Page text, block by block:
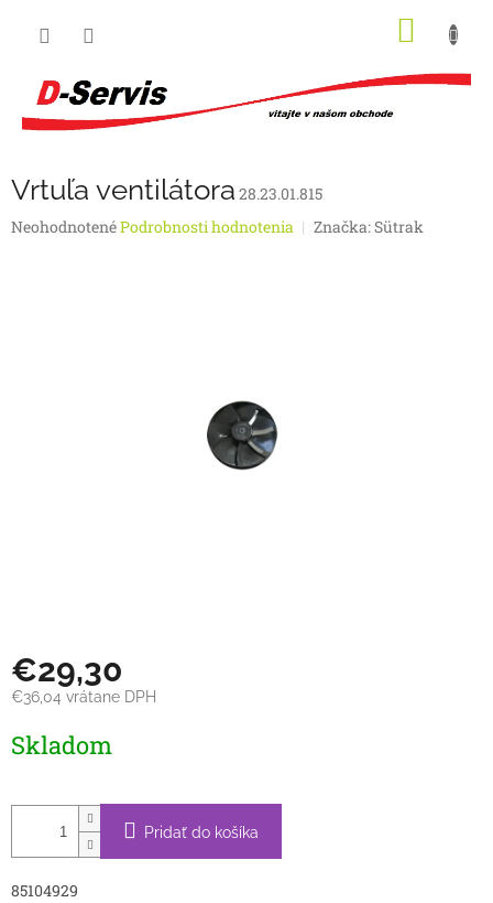
Vrtuľa ventilátora 28.23.01.815
Priemerné
NeohodnotenéPodrobnosti hodnotenia Značka:Sütrak
€29,30
€36,04 vrátane DPH
cena:
Skladom
Pridať do košíka
85104929